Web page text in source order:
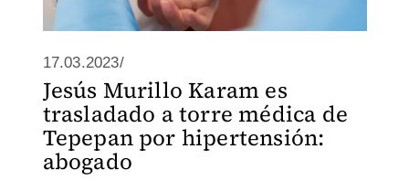
17.03.2023/
Jesús Murillo Karam es
trasladado a torre médica de
Tepepan por hipertensión:
abogado